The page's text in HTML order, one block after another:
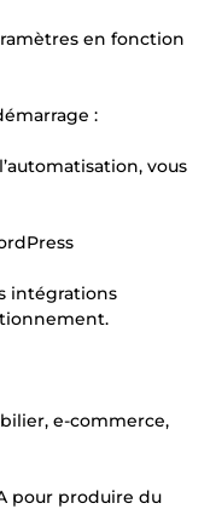
en fonction
:
vous
intégrations
e-commerce,
pour produire du